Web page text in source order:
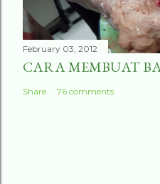
February 03, 2012
CARA MEMBUAT
Share 76 comments